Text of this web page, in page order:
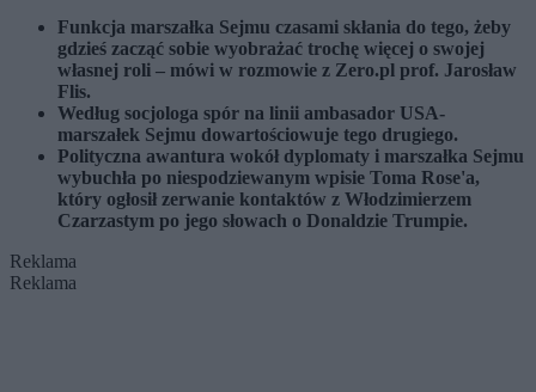
Funkcja marszałka Sejmu czasami skłania do tego, żeby
gdzieś zacząć sobie wyobrażać trochę więcej o swojej
własnej roli – mówi w rozmowie z Zero.pl prof. Jarosław
Flis.
Według socjologa spór na linii ambasador USA-
marszałek Sejmu dowartościowuje tego drugiego.
Polityczna awantura wokół dyplomaty i marszałka Sejmu
wybuchła po niespodziewanym wpisie Toma Rose'a,
który ogłosił zerwanie kontaktów z Włodzimierzem
Czarzastym po jego słowach o Donaldzie Trumpie.
Reklama
Reklama